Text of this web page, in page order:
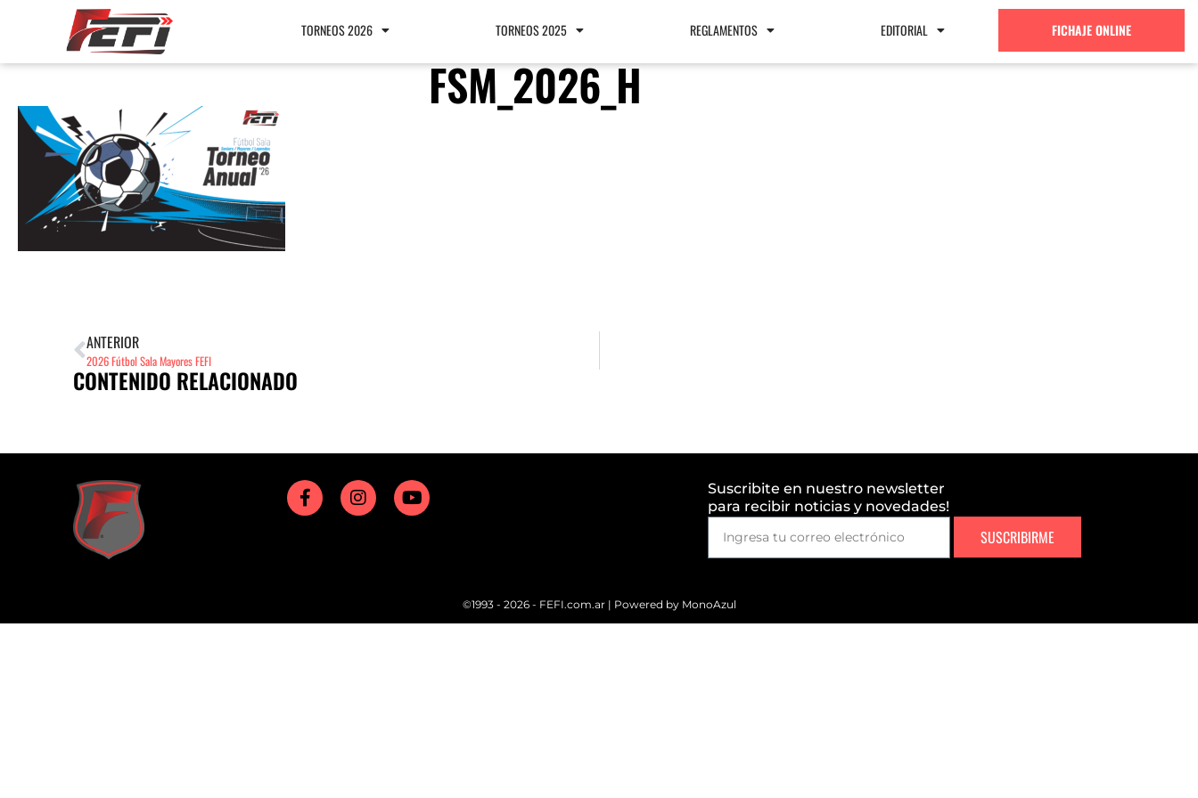
TORNEOS 2026 TORNEOS 2025 REGLAMENTOS EDITORIAL FICHAJE ONLINE
FSM_2026_H
ANTERIOR
2026 Fútbol Sala Mayores FEFI
CONTENIDO RELACIONADO
Suscribite en nuestro newsletter
para recibir noticias y novedades!
SUSCRIBIRME
©1993 - 2026 - FEFI.com.ar | Powered by MonoAzul